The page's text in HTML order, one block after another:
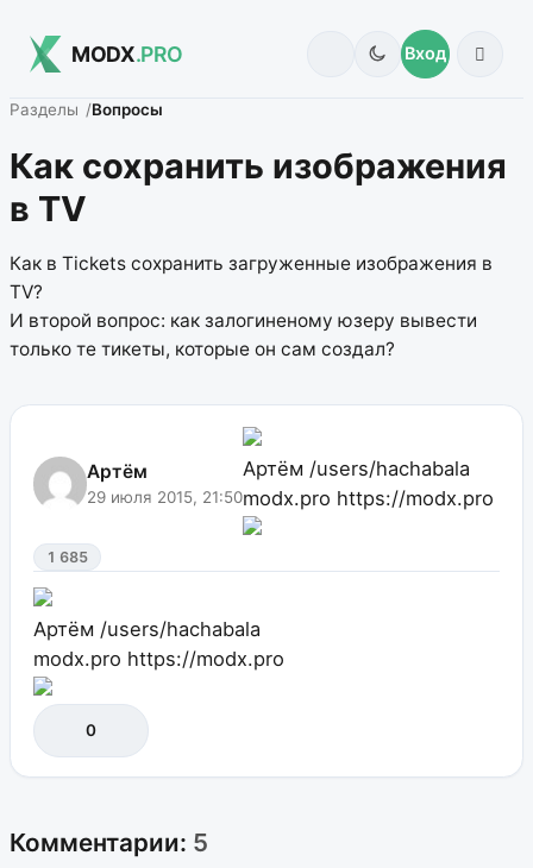
MODX.PRO Вход
Разделы Вопросы
Как сохранить изображения
в TV
Как в Tickets сохранить загруженные изображения в
TV?
И второй вопрос: как залогиненому юзеру вывести
только те тикеты, которые он сам создал?
Артём
29 июля 2015, 21:50
Артём /users/hachabala
modx.pro https://modx.pro
1 685
Артём /users/hachabala
modx.pro https://modx.pro
0
Комментарии: 5